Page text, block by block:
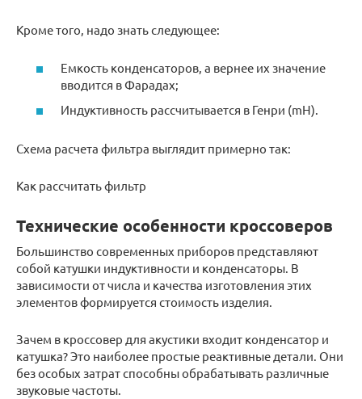
Кроме того, надо знать следующее:
Емкость конденсаторов, а вернее их значение
вводится в Фарадах;
Индуктивность рассчитывается в Генри (mH).
Схема расчета фильтра выглядит примерно так:
Как рассчитать фильтр
Технические особенности кроссоверов
Большинство современных приборов представляют
собой катушки индуктивности и конденсаторы. В
зависимости от числа и качества изготовления этих
элементов формируется стоимость изделия.
Зачем в кроссовер для акустики входит конденсатор и
катушка? Это наиболее простые реактивные детали. Они
без особых затрат способны обрабатывать различные
звуковые частоты.